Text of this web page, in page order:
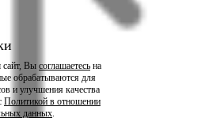
сайт, Вы соглашаетесь на
обрабатываются для
и улучшения качества
Политикой в отношении
данных.